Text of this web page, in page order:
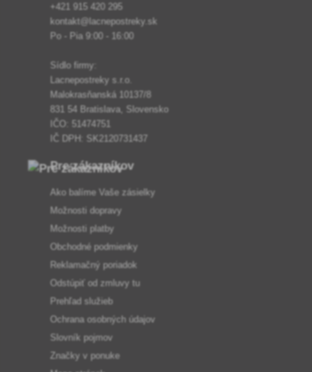
+421 915 420 295
kontakt@lacnepostreky.sk
Po - Pia 9:00 - 16:00
Sídlo firmy:
Lacnepostreky s.r.o.
Malokrasňanská 10137/8
831 54 Bratislava, Slovensko
IČO: 51474751
IČ DPH: SK2120731437
Pre zákazníkov
Ako balíme Vaše zásielky
Možnosti dopravy
Možnosti platby
Obchodné podmienky
Reklamačný poriadok
Odstúpiť od zmluvy tu
Prehľad služieb
Ochrana osobných údajov
Slovník pojmov
Značky v ponuke